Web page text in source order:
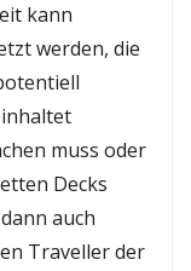
kann
werden, die
muss oder
Decks
auch
Traveller der